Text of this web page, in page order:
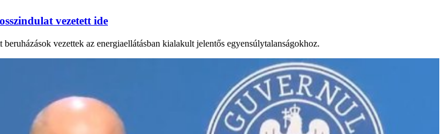
vezetett ide
vezettek az energiaellátásban kialakult jelentős egyensúlytalanságokhoz.